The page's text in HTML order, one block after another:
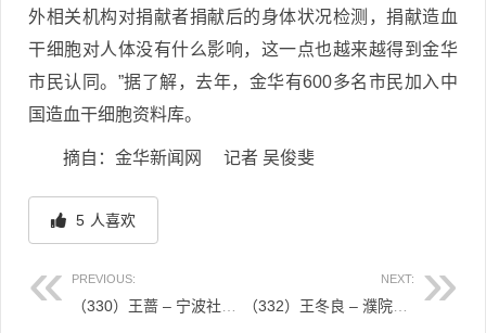
外相关机构对捐献者捐献后的身体状况检测，捐献造血
干细胞对人体没有什么影响，这一点也越来越得到金华
市民认同。”据了解，去年，金华有600多名市民加入中
国造血干细胞资料库。
摘自：金华新闻网 记者 吴俊斐
5 人喜欢
PREVIOUS: NEXT: